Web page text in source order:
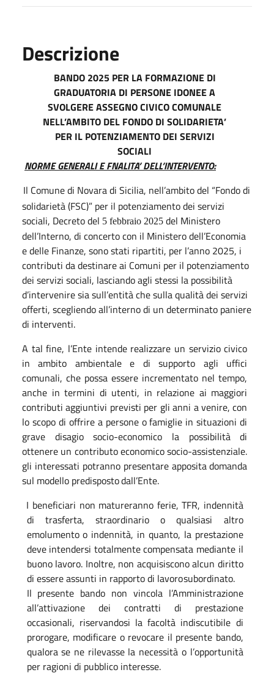
Descrizione
BANDO 2025 PER LA FORMAZIONE DI
GRADUATORIA DI PERSONE IDONEE A
SVOLGERE ASSEGNO CIVICO COMUNALE
NELL’AMBITO DEL FONDO DI SOLIDARIETA’
PER IL POTENZIAMENTO DEI SERVIZI
SOCIALI
NORME GENERALI E FNALITA’ DELL’INTERVENTO:
Il Comune di Novara di Sicilia, nell’ambito del “Fondo di
solidarietà (FSC)” per il potenziamento dei servizi
sociali, Decreto del 5 febbraio 2025 del Ministero
dell’Interno, di concerto con il Ministero dell’Economia
e delle Finanze, sono stati ripartiti, per l’anno 2025, i
contributi da destinare ai Comuni per il potenziamento
dei servizi sociali, lasciando agli stessi la possibilità
d’intervenire sia sull’entità che sulla qualità dei servizi
offerti, scegliendo all’interno di un determinato paniere
di interventi.
A tal fine, l’Ente intende realizzare un servizio civico
in ambito ambientale e di supporto agli uffici
comunali, che possa essere incrementato nel tempo,
anche in termini di utenti, in relazione ai maggiori
contributi aggiuntivi previsti per gli anni avenire, con
lo scopo di offrire a persone o famiglie in situazioni di
grave
disagio socio-economico la possibilità
di
ottenere un contributoeconomicosocio-assistenziale.
gli interessati potranno presentare apposita domanda
sul modello predispostodall’Ente.
I beneficiari non matureranno ferie, TFR, indennità
di
trasferta, straordinario o qualsiasi
altro
emolumento o indennità, in quanto, la prestazione
deve intendersi totalmente compensata mediante il
buono lavoro. Inoltre, non acquisiscono alcun diritto
di essere assunti in rapporto di lavorosubordinato.
Il presente bando non vincola l’Amministrazione
all’attivazione dei contratti di prestazione
occasionali, riservandosi la facoltà indiscutibile di
prorogare, modificare o revocare il presente bando,
qualora se ne rilevasse la necessità o l’opportunità
per ragioni di pubblico interesse.